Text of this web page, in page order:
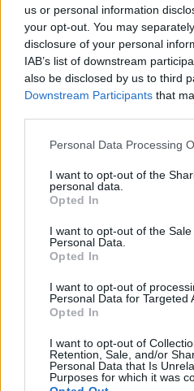
us or personal information
your opt-out. You may
disclosure of your personal
IAB’s list of downstream
also be disclosed by us to third
Downstream Participants that
Please note that this website/
not limited to your visit or usage
grant or deny consent to
use your data for below
consent section.
Personal Data Processing
I want to opt-out of the
personal data.
Opted In
I want to opt-out of the
Personal Data.
Opted In
I want to opt-out of
Personal Data for Targeted
Opted In
I want to opt-out of
Retention, Sale, and/or
Personal Data that Is
Purposes for which it was